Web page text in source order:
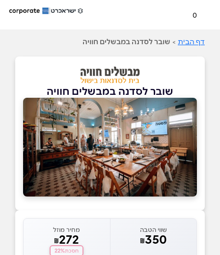
0
דף הבית > שובר לסדנה במבשלים חוויה
שובר לסדנה במבשלים חוויה
שווי הטבה
₪350
מחיר מוזל
₪272
חסכת22%